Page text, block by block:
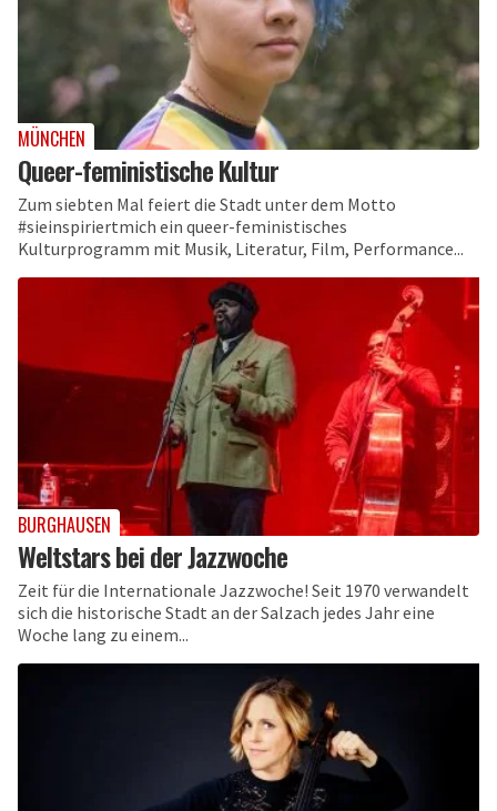
MÜNCHEN
Queer-feministische Kultur
Zum siebten Mal feiert die Stadt unter dem Motto
#sieinspiriertmich ein queer-feministisches
Kulturprogramm mit Musik, Literatur, Film, Performance...
BURGHAUSEN
Weltstars bei der Jazzwoche
Zeit für die Internationale Jazzwoche! Seit 1970 verwandelt
sich die historische Stadt an der Salzach jedes Jahr eine
Woche lang zu einem...